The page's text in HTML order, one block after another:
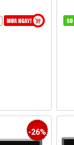
-26%